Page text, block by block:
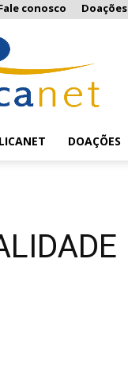
conosco Doações
DOAÇÕES